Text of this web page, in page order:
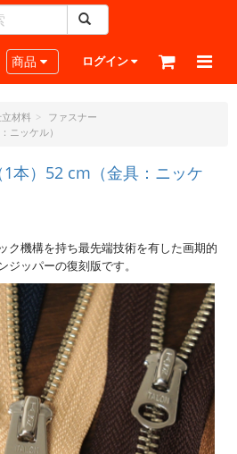
Toggle navigation
商品 ログイン
材料
ファスナー
ニッケル）
本）52 cm（金具：ニッケ
ク機構を持ち最先端技術を有した画期的
ッパーの復刻版です。